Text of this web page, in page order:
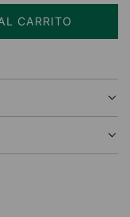
CARRITO
C
G
N
O